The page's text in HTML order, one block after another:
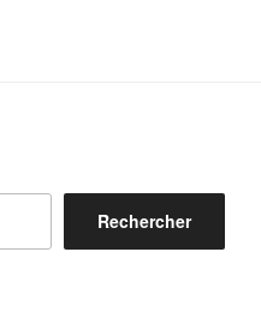
Rechercher